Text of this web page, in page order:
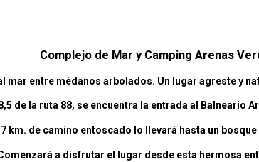
Complejo de Mar y Camping Arenas
mar entre médanos arbolados. Un lugar agreste y
de la ruta 88, se encuentra la entrada al Balneario
km. de camino entoscado lo llevará hasta un
a disfrutar el lugar desde esta hermosa